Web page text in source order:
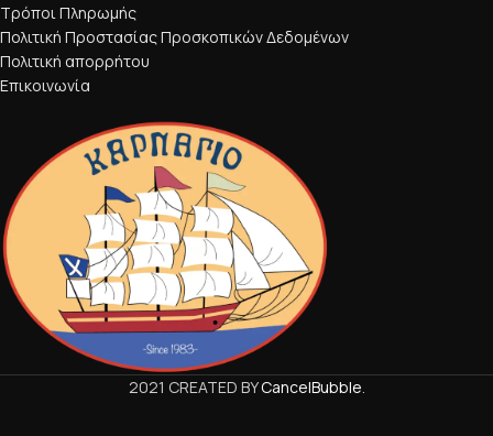
Τρόποι Πληρωμής
Πολιτική Προστασίας Προσκοπικών Δεδομένων
Πολιτική απορρήτου
Επικοινωνία
2021 CREATED BYCancelBubble.